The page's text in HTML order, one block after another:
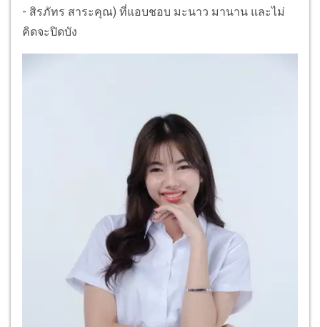
- สิรภัทร สาระคุณ) ที่แอบชอบ มะนาว มานาน และไม่
คิดจะปิดบัง